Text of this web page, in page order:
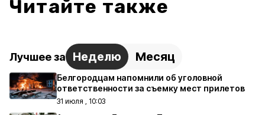
Читайте также
Лучшее за Неделю Месяц
Белгородцам напомнили об уголовной
ответственности за съемку мест прилетов
31 июля , 10:03